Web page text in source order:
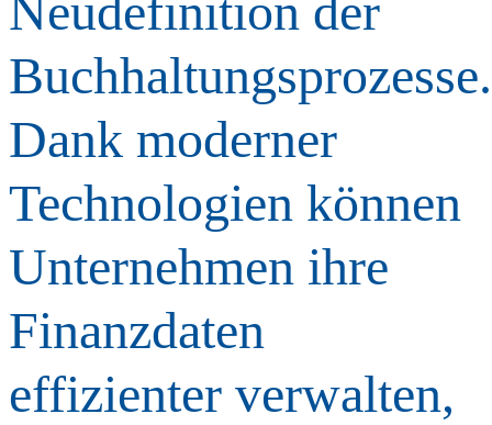
Neudefinition der
Buchhaltungsprozesse.
Dank moderner
Technologien können
Unternehmen ihre
Finanzdaten
effizienter verwalten,